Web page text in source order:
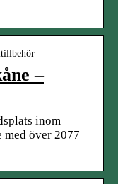
–
inom
över 2077